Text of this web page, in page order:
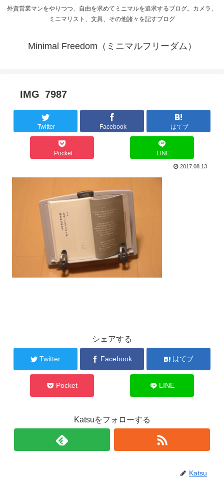
外資営業マンをやりつつ、自由を求めてミニマルを追求するブログ。カメラ、
ミニマリスト、文具、その他諸々を記すブログ
Minimal Freedom（ミニマルフリーダム）
IMG_7987
Twitter Facebook はてブ
Pocket LINE
2017.08.13
シェアする
Twitter Facebook はてブ
Pocket LINE
Katsuをフォローする
Katsu